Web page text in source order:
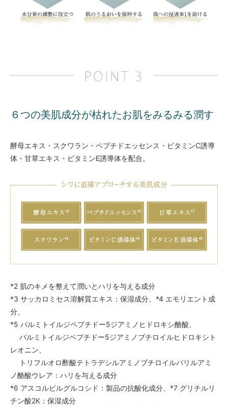
６つの美肌成分が枯れたお肌をみるみる潤す
酵母エキス・スクワラン・ペプチドエッセンス・ビタミンC誘導
体・甘草エキス・ビタミンE誘導体を配合。
*2 肌のキメを整えて潤いとハリを与える成分
*3 サッカロミセス溶解質エキス：保湿成分、*4 エモリエント成
分、
*5 パルミトイルジペプチドー5ジアミノヒドロキシ酪酸、
パルミトイルジペプチドー5ジアミノブチロイルヒドロキシト
レオニン、
トリフルオロ酢酸テトラデシルアミノブチロイルバリルアミ
ノ酪酸ウレア：ハリを与える成分
*6 アスコルビルグルコシド：製品の抗酸化成分、*7 グリチルリ
チン酸2K：保湿成分